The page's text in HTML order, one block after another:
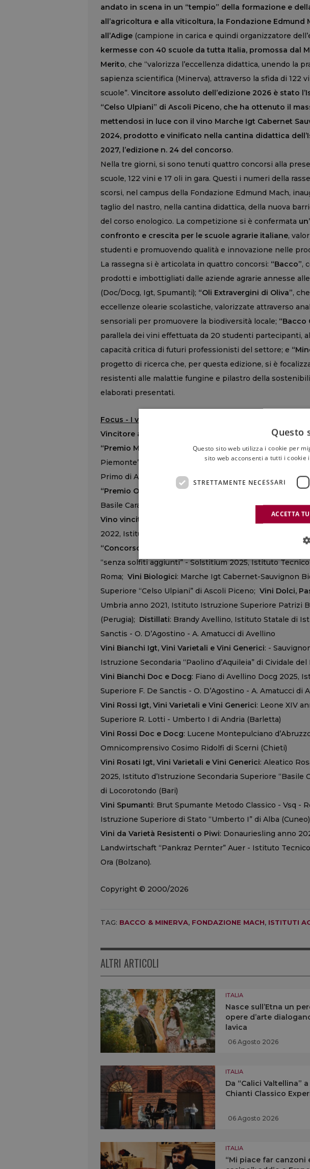
andato in scena in un “tempio” della formazione e
all’agricoltura e alla viticoltura, la Fondazione Edmund
all’Adige (campione in carica e quindi organizzatore
kermesse con 40 scuole da tutta Italia, promossa dal
Merito, che “valorizza l’eccellenza didattica, unendo la
sapienza scientifica (Minerva), attraverso la sfida di 122
scuole”. Vincitore assoluto dell’edizione 2026 è stato
“Celso Ulpiani” di Ascoli Piceno, che ha ottenuto il
mettendosi in luce con il vino Marche Igt Cabernet
2024, prodotto e vinificato nella cantina didattica
2027, l’edizione n. 24 del concorso.
Nella tre giorni, si sono tenuti quattro concorsi alla
scuole, 122 vini e 17 oli in gara. Questi i numeri della
scorsi, nel campus della Fondazione Edmund Mach,
taglio del nastro, nella cantina didattica, della nuova
del corso enologico. La competizione si è confermata
confronto e crescita per le scuole agrarie italiane,
studenti e promuovendo qualità e innovazione nelle
La rassegna si è articolata in quattro concorsi: “Bacco”,
prodotti e imbottigliati dalle aziende agrarie annesse
(Doc/Docg, Igt, Spumanti); “Oli Extravergini di Oliva”,
eccellenze olearie scolastiche, valorizzate attraverso
sensoriali per promuovere la biodiversità locale; “Bacco
parallela dei vini effettuata da 20 studenti partecipanti,
capacità critica di futuri professionisti del settore; e
progetto di ricerca che, per questa edizione, si è
resistenti alle malattie fungine e pilastro della
elaborati presentati.
Focus - I vincitori, per categoria, del premio “Bacco e
Vincitore assoluto
: Istituto di Istruzione Superiore
“Premio Minerva”
- “Vitigni Piwi”: ricerche di mercato
Piemonte”, di Marco Campigotto - Istituto di Istruzione
Primo di Alba (Cuneo).
“Premio Olio Evo”
- Produzione 2025, Istituto di
Basile Caramina-Gigante di Locorototndo (Bari).
Vino vincitore “Bacco Giovani”
- Valpolicella Classico
2022, Istituto d’Istruzione Superiore “Stefani -
“Concorso Bacco”, le 4 menzioni: Vini senza aggiunta
“senza solfiti aggiunti” - Solstitium 2025, Istituto
Roma; Vini Biologici: Marche Igt Cabernet-Sauvignon
Superiore “Celso Ulpiani” di Ascoli Piceno; Vini Dolci,
Umbria anno 2021, Istituto Istruzione Superiore Patrizi
(Perugia); Distillati: Brandy Avellino, Istituto Statale di
Sanctis - O. D’Agostino - A. Amatucci di Avellino
Vini Bianchi Igt, Vini Varietali e Vini Generici: -
Istruzione Secondaria “Paolino d’Aquileia” di Cividale del
Vini Bianchi Doc e Docg: Fiano di Avellino Docg 2025,
Superiore F. De Sanctis - O. D’Agostino - A. Amatucci di
Vini Rossi Igt, Vini Varietali e Vini Generici: Leone XIV
Superiore R. Lotti - Umberto I di Andria (Barletta)
Vini Rossi Doc e Docg: Lucene Montepulciano
Omnicomprensivo Cosimo Ridolfi di Scerni (Chieti)
Vini Rosati Igt, Vini Varietali e Vini Generici: Aleatico
2025, Istituto d’Istruzione Secondaria Superiore “Basile
di Locorotondo (Bari)
Vini Spumanti: Brut Spumante Metodo Classico - Vsq -
Istruzione Superiore di Stato “Umberto I” di Alba (Cuneo)
Vini da Varietà Resistenti o Piwi: Donauriesling anno
Landwirtschaft “Pankraz Pernter” Auer - Istituto
Ora (Bolzano).
Copyright © 2000/2026
TAG: BACCO & MINERVA, FONDAZIONE MACH, ISTITUTI
ALTRI ARTICOLI
ITALIA
Nasce sull’Etna un
opere d’arte
lavica
06 Agosto 2026
ITALIA
Da “Calici Valtellina”
Chianti Classico
06 Agosto 2026
ITALIA
“Mi piace far canzoni
Questo
Questo sito web utilizza i cookie per
sito web acconsenti a tutti i
STRETTAMENTE NECESSARI
ACCETTA